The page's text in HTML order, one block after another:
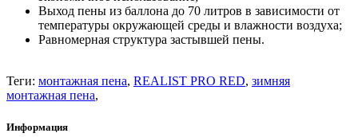
Выход пены из баллона до 70 литров в зависимости от
температуры окружающей среды и влажности воздуха;
Равномерная структура застывшей пены.
Теги: монтажная пена, REALIST PRO RED, зимняя
монтажная пена,
Информация